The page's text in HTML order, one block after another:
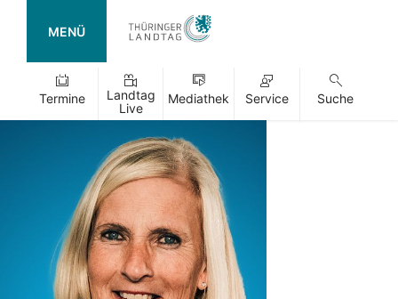
MENÜ
Termine
Landtag
Live
Mediathek Service Suche